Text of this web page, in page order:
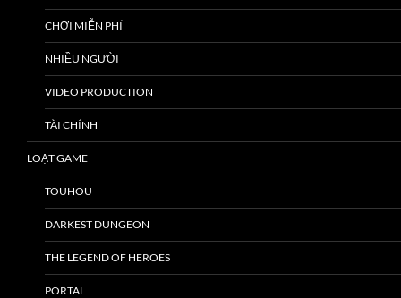
CHƠI MIỄN PHÍ
NHIỀU NGƯỜI
VIDEO PRODUCTION
TÀI CHÍNH
LOẠT GAME
TOUHOU
DARKEST DUNGEON
THE LEGEND OF HEROES
PORTAL